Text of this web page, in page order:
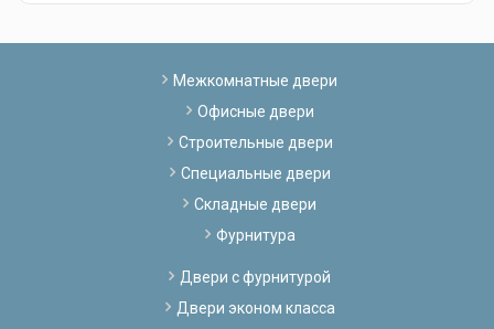
Межкомнатные двери
Офисные двери
Строительные двери
Специальные двери
Складные двери
Фурнитура
Двери с фурнитурой
Двери эконом класса